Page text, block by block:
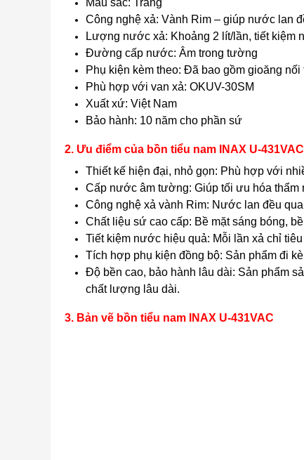
Màu sắc: Trắng
Công nghệ xả: Vành Rim – giúp nước lan
Lượng nước xả: Khoảng 2 lít/lần, tiết kiệm
Đường cấp nước: Âm trong tường
Phụ kiện kèm theo: Đã bao gồm gioăng
Phù hợp với van xả: OKUV-30SM
Xuất xứ: Việt Nam
Bảo hành: 10 năm cho phần sứ
2. Ưu điểm của bồn tiểu nam INAX U-431VAC
Thiết kế hiện đại, nhỏ gọn: Phù hợp với
Cấp nước âm tường: Giúp tối ưu hóa thẩm
Công nghệ xả vành Rim: Nước lan đều
Chất liệu sứ cao cấp: Bề mặt sáng bóng,
Tiết kiệm nước hiệu quả: Mỗi lần xả chỉ
Tích hợp phụ kiện đồng bộ: Sản phẩm đi
Độ bền cao, bảo hành lâu dài: Sản phẩm
chất lượng lâu dài.
3. Bản vẽ bồn tiểu nam INAX U-431VAC